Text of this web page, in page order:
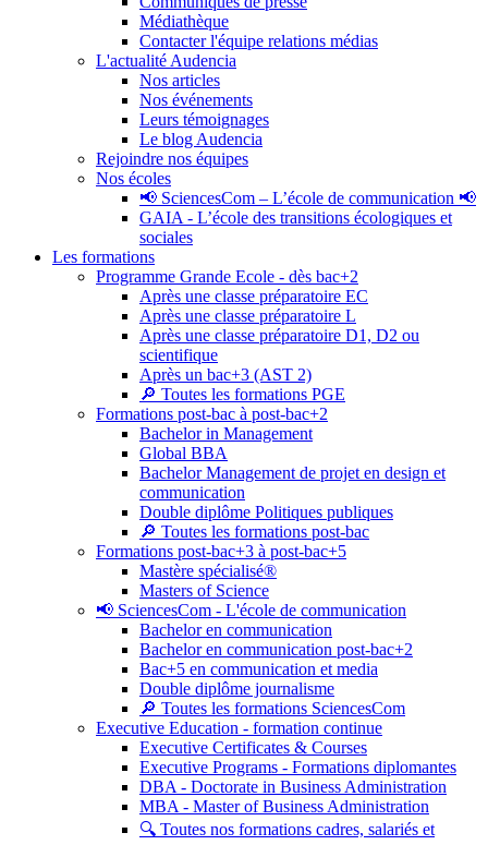
Médiathèque
Contacter l'équipe relations médias
L'actualité Audencia
Nos articles
Nos événements
Leurs témoignages
Le blog Audencia
Rejoindre nos équipes
Nos écoles
📢 SciencesCom – L’école de communication 📢
GAIA - L’école des transitions écologiques et
sociales
Les formations
Programme Grande Ecole - dès bac+2
Après une classe préparatoire EC
Après une classe préparatoire L
Après une classe préparatoire D1, D2 ou
scientifique
Après un bac+3 (AST 2)
🔎 Toutes les formations PGE
Formations post-bac à post-bac+2
Bachelor in Management
Global BBA
Bachelor Management de projet en design et
communication
Double diplôme Politiques publiques
🔎 Toutes les formations post-bac
Formations post-bac+3 à post-bac+5
Mastère spécialisé®
Masters of Science
📢 SciencesCom - L'école de communication
Bachelor en communication
Bachelor en communication post-bac+2
Bac+5 en communication et media
Double diplôme journalisme
🔎 Toutes les formations SciencesCom
Executive Education - formation continue
Executive Certificates & Courses
Executive Programs - Formations diplomantes
DBA - Doctorate in Business Administration
MBA - Master of Business Administration
🔍 Toutes nos formations cadres, salariés et